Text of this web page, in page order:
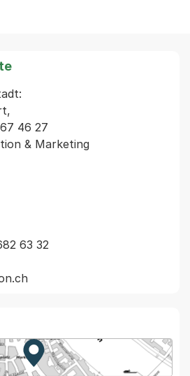
46 27
& Marketing
63 32
Zur Karte von MapBS.
Externer Link, wird in einem